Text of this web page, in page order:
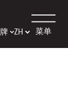
菜单